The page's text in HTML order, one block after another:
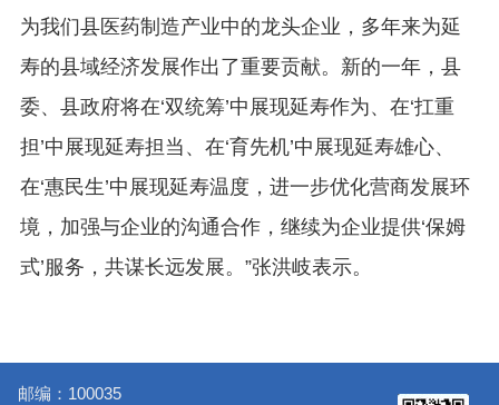
为我们县医药制造产业中的龙头企业，多年来为延
寿的县域经济发展作出了重要贡献。新的一年，县
委、县政府将在‘双统筹’中展现延寿作为、在‘扛重
担’中展现延寿担当、在‘育先机’中展现延寿雄心、
在‘惠民生’中展现延寿温度，进一步优化营商发展环
境，加强与企业的沟通合作，继续为企业提供‘保姆
式’服务，共谋长远发展。”张洪岐表示。
邮编：100035